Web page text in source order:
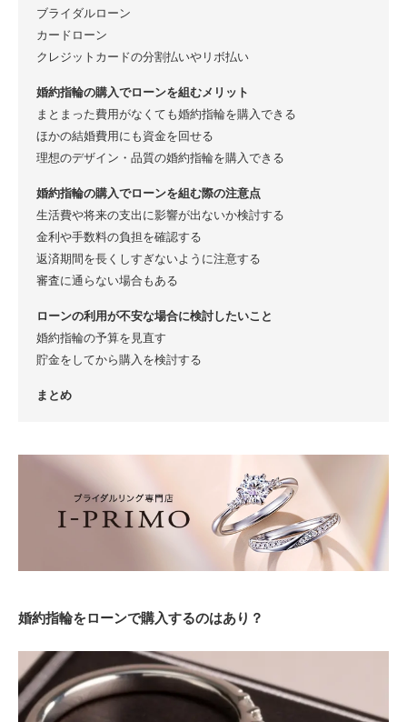
ブライダルローン
カードローン
クレジットカードの分割払いやリボ払い
婚約指輪の購入でローンを組むメリット
まとまった費用がなくても婚約指輪を購入できる
ほかの結婚費用にも資金を回せる
理想のデザイン・品質の婚約指輪を購入できる
婚約指輪の購入でローンを組む際の注意点
生活費や将来の支出に影響が出ないか検討する
金利や手数料の負担を確認する
返済期間を長くしすぎないように注意する
審査に通らない場合もある
ローンの利用が不安な場合に検討したいこと
婚約指輪の予算を見直す
貯金をしてから購入を検討する
まとめ
婚約指輪をローンで購入するのはあり？